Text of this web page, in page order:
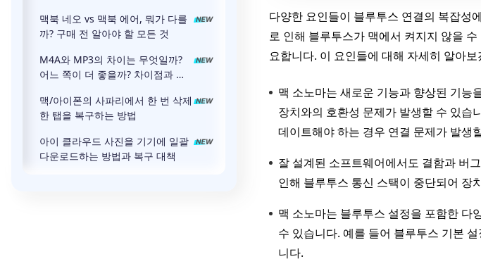
맥북 네오 vs 맥북 에어, 뭐가 다를
까? 구매 전 알아야 할 모든 것
M4A와 MP3의 차이는 무엇일까?
어느 쪽이 더 좋을까? 차이점과 장
맥/아이폰의 사파리에서 한 번 삭제
한 탭을 복구하는 방법
아이 클라우드 사진을 기기에 일괄
다운로드하는 방법과 복구 대책
다양한 요인들이 블루투스 연결의 복잡성
로 인해 블루투스가 맥에서 켜지지 않을
요합니다. 이 요인들에 대해 자세히 알아보
맥 소노마는 새로운 기능과 향상된 기능
장치와의 호환성 문제가 발생할 수 있습
데이트해야 하는 경우 연결 문제가 발생
잘 설계된 소프트웨어에서도 결함과 버
인해 블루투스 통신 스택이 중단되어 장
맥 소노마는 블루투스 설정을 포함한 다
수 있습니다. 예를 들어 블루투스 기본
니다.